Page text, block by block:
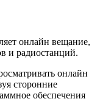
онлайн вещание,
и радиостанций.
онлайн
сторонние
обеспечения